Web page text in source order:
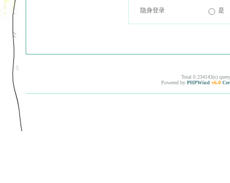
隐身登录 是
Total 0.234143(s)
Powered by PHPWind v6.0